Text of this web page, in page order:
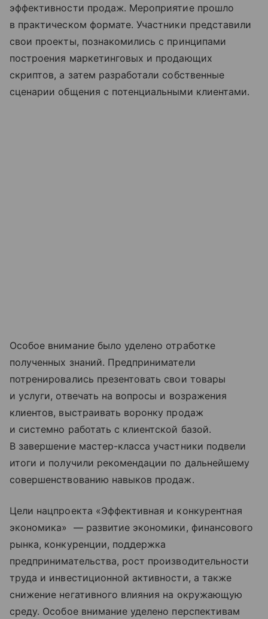
эффективности продаж. Мероприятие прошло
в практическом формате. Участники представили
свои проекты, познакомились с принципами
построения маркетинговых и продающих
скриптов, а затем разработали собственные
сценарии общения с потенциальными клиентами.
Особое внимание было уделено отработке
полученных знаний. Предприниматели
потренировались презентовать свои товары
и услуги, отвечать на вопросы и возражения
клиентов, выстраивать воронку продаж
и системно работать с клиентской базой.
В завершение мастер-класса участники подвели
итоги и получили рекомендации по дальнейшему
совершенствованию навыков продаж.
Цели нацпроекта «Эффективная и конкурентная
экономика» — развитие экономики, финансового
рынка, конкуренции, поддержка
предпринимательства, рост производительности
труда и инвестиционной активности, а также
снижение негативного влияния на окружающую
среду. Особое внимание уделено перспективам